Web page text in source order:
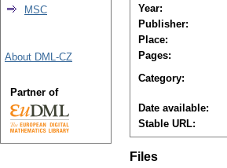
Year:
Publisher:
Place:
Pages:
Category:
Date available:
Stable URL:
Files
MSC
About DML-CZ
Partner of